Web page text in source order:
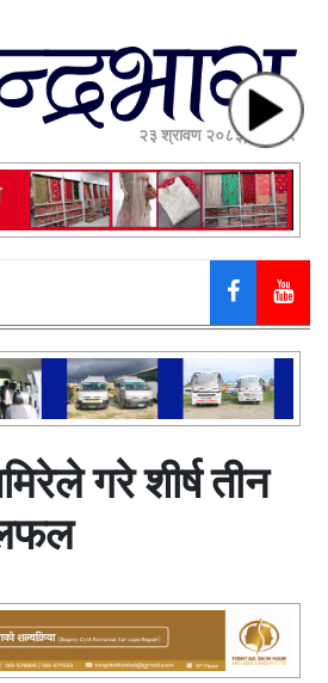
२३ श्रावण २०८३, शनिबार
गरे शीर्ष तीन